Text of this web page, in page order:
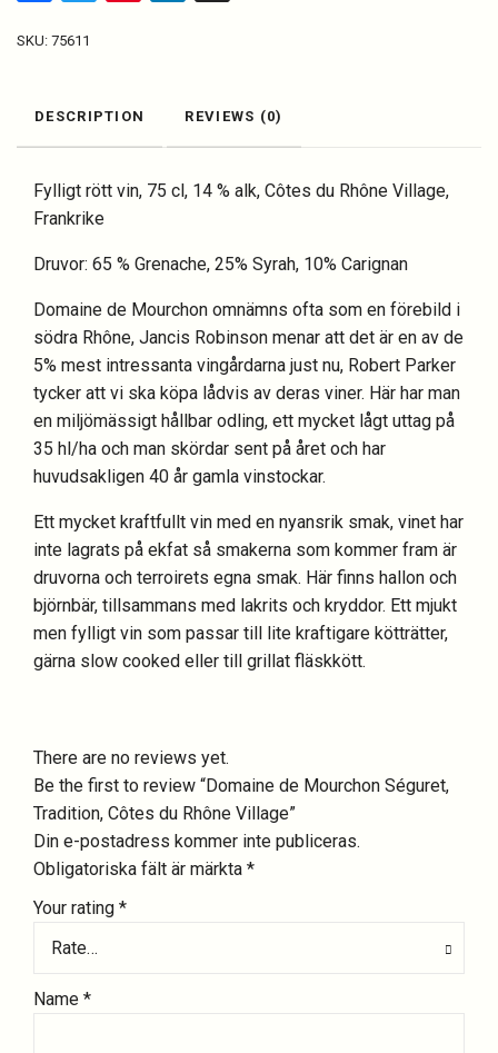
Village
SKU: 75611
DESCRIPTION REVIEWS (0)
Fylligt rött vin, 75 cl, 14 % alk, Côtes du Rhône Village,
Frankrike
Druvor: 65 % Grenache, 25% Syrah, 10% Carignan
Domaine de Mourchon omnämns ofta som en förebild i
södra Rhône, Jancis Robinson menar att det är en av de
5% mest intressanta vingårdarna just nu, Robert Parker
tycker att vi ska köpa lådvis av deras viner. Här har man
en miljömässigt hållbar odling, ett mycket lågt uttag på
35 hl/ha och man skördar sent på året och har
huvudsakligen 40 år gamla vinstockar.
Ett mycket kraftfullt vin med en nyansrik smak, vinet har
inte lagrats på ekfat så smakerna som kommer fram är
druvorna och terroirets egna smak. Här finns hallon och
björnbär, tillsammans med lakrits och kryddor. Ett mjukt
men fylligt vin som passar till lite kraftigare kötträtter,
gärna slow cooked eller till grillat fläskkött.
There are no reviews yet.
Be the first to review “Domaine de Mourchon Séguret,
Tradition, Côtes du Rhône Village”
Din e-postadress kommer inte publiceras.
Obligatoriska fält är märkta *
Your rating *
Rate…
Name *